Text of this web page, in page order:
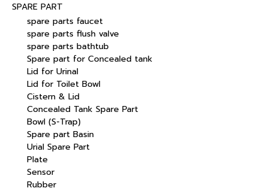
SPARE PART
spare parts faucet
spare parts flush valve
spare parts bathtub
Spare part for Concealed tank
Lid for Urinal
Lid for Toilet Bowl
Cistern & Lid
Concealed Tank Spare Part
Bowl (S-Trap)
Spare part Basin
Urial Spare Part
Plate
Sensor
Rubber